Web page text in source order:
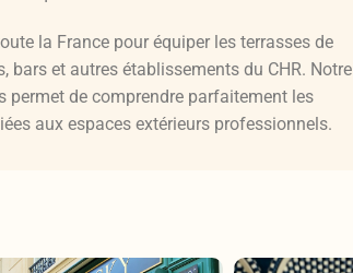
la France pour équiper les terrasses de
bars et autres établissements du CHR. Notre
permet de comprendre parfaitement les
aux espaces extérieurs professionnels.